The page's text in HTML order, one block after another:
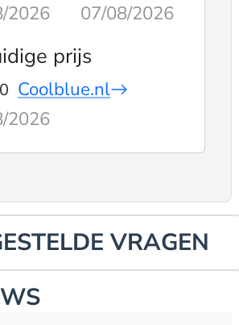
2026
07/08/2026
prijs
Coolblue.nl
2026
VRAGEN